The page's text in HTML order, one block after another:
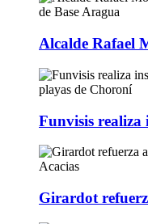
Alcalde Rafael
Funvisis realiza
Girardot